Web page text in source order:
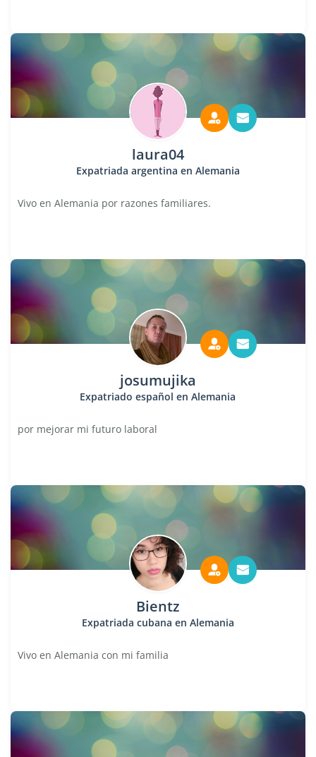
laura04
Expatriada argentina en Alemania
Vivo en Alemania por razones familiares.
josumujika
Expatriado español en Alemania
por mejorar mi futuro laboral
Bientz
Expatriada cubana en Alemania
Vivo en Alemania con mi familia